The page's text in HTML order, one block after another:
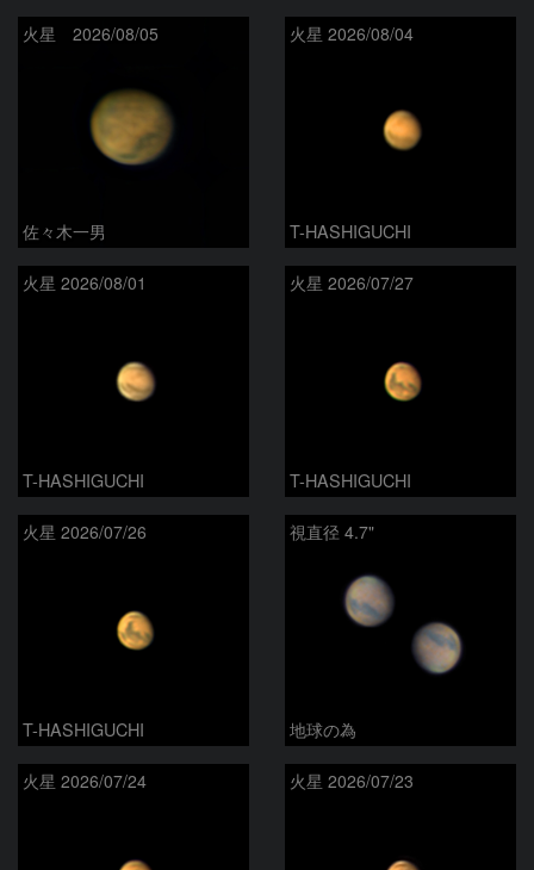
火星 2026/08/05
佐々木一男
火星 2026/08/04
T-HASHIGUCHI
火星 2026/08/01
T-HASHIGUCHI
火星 2026/07/27
T-HASHIGUCHI
火星 2026/07/26
T-HASHIGUCHI
視直径 4.7"
地球の為
火星 2026/07/24 火星 2026/07/23